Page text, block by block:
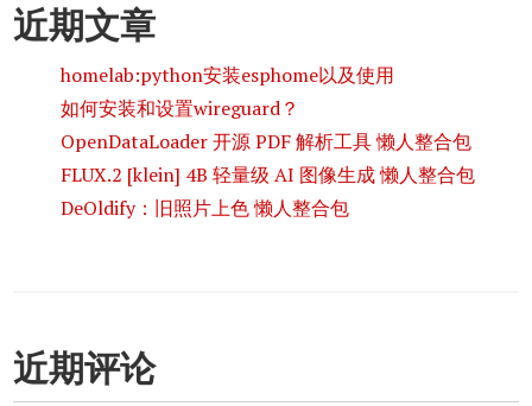
近期文章
homelab:python安装esphome以及使用
如何安装和设置wireguard？
OpenDataLoader 开源 PDF 解析工具 懒人整合包
FLUX.2 [klein] 4B 轻量级 AI 图像生成 懒人整合包
DeOldify：旧照片上色 懒人整合包
近期评论